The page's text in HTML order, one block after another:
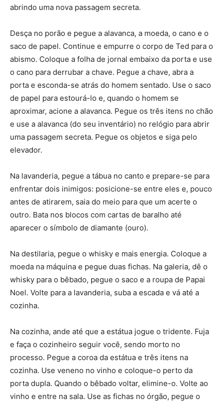
abrindo uma nova passagem secreta.
Desça no porão e pegue a alavanca, a moeda, o cano e o
saco de papel. Continue e empurre o corpo de Ted para o
abismo. Coloque a folha de jornal embaixo da porta e use
o cano para derrubar a chave. Pegue a chave, abra a
porta e esconda-se atrás do homem sentado. Use o saco
de papel para estourá-lo e, quando o homem se
aproximar, acione a alavanca. Pegue os três itens no chão
e use a alavanca (do seu inventário) no relógio para abrir
uma passagem secreta. Pegue os objetos e siga pelo
elevador.
Na lavanderia, pegue a tábua no canto e prepare-se para
enfrentar dois inimigos: posicione-se entre eles e, pouco
antes de atirarem, saia do meio para que um acerte o
outro. Bata nos blocos com cartas de baralho até
aparecer o símbolo de diamante (ouro).
Na destilaria, pegue o whisky e mais energia. Coloque a
moeda na máquina e pegue duas fichas. Na galeria, dê o
whisky para o bêbado, pegue o saco e a roupa de Papai
Noel. Volte para a lavanderia, suba a escada e vá até a
cozinha.
Na cozinha, ande até que a estátua jogue o tridente. Fuja
e faça o cozinheiro seguir você, sendo morto no
processo. Pegue a coroa da estátua e três itens na
cozinha. Use veneno no vinho e coloque-o perto da
porta dupla. Quando o bêbado voltar, elimine-o. Volte ao
vinho e entre na sala. Use as fichas no órgão, pegue o